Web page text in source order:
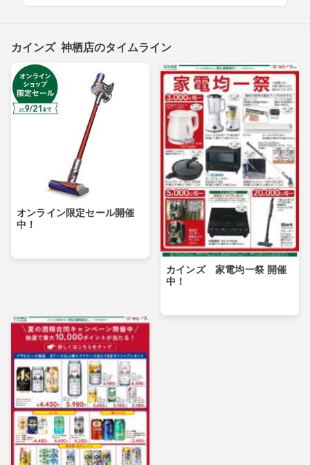
カインズ 神栖店のタイムライン
オンライン限定セール開催
中！
カインズ 家電均一祭 開催
中！